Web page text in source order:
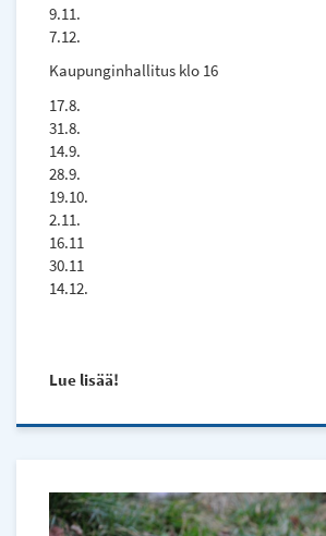
9.11.
7.12.
Kaupunginhallitus klo 16
17.8.
31.8.
14.9.
28.9.
19.10.
2.11.
16.11
30.11
14.12.
Lue lisää